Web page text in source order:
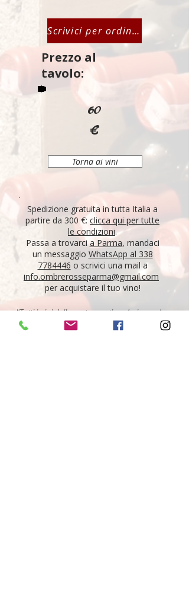
Scrivici per ordinare
Prezzo al
tavolo:
60
€
Torna ai vini
Spedizione gratuita in tutta Italia a
partire da 300 €: clicca qui per tutte
le condizioni.
Passa a trovarcia Parma, mandaci
un messaggio WhatsApp al 338
7784446 o scrivici una mail a
info.ombrerosseparma@gmail.com
per acquistare il tuo vino!
"Tutti i vini della nostra cantina derivano da un
lungo percorso di ricerca, iniziato nel 1995 con